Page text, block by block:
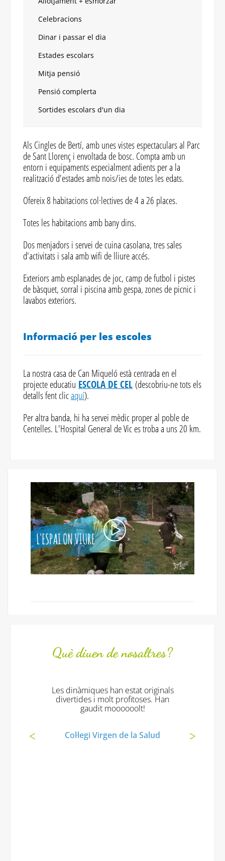
Celebracions
Dinar i passar el dia
Estades escolars
Mitja pensió
Pensió complerta
Sortides escolars d'un dia
Als Cingles de Bertí, amb unes vistes espectaculars al Parc
de Sant Llorenç i envoltada de bosc. Compta amb un
entorn i equipaments especialment adients per a la
realització d'estades amb nois/ies de totes les edats.
Ofereix 8 habitacions col·lectives de 4 a 26 places.
Totes les habitacions amb bany dins.
Dos menjadors i servei de cuina casolana, tres sales
d'activitats i sala amb wifi de lliure accés.
Exteriors amb esplanades de joc, camp de futbol i pistes
de bàsquet, sorral i piscina amb gespa, zones de picnic i
lavabos exteriors.
Informació per les escoles
La nostra casa de Can Miqueló està centrada en el
projecte educatiu ESCOLA DE CEL (descobriu-ne tots els
detalls fent clicaquí).
Per altra banda, hi ha servei mèdic proper al poble de
Centelles. L'Hospital General de Vic es troba a uns 20 km.
Què diuen de nosaltres?
Les dinàmiques han estat originals
divertides i molt profitoses. Han
gaudit moooooolt!
Col·legi Virgen de la Salud